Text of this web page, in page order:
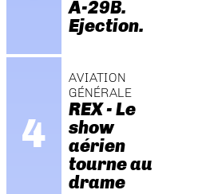
A-29B.
Ejection.
AVIATION
GÉNÉRALE
REX - Le
show
aérien
tourne au
drame